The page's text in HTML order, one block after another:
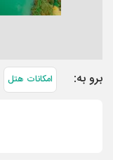
برو به: امکانات هتل